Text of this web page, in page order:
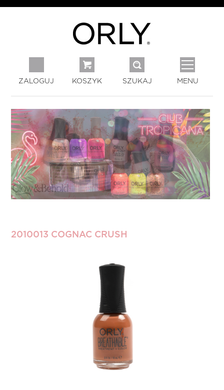
ZALOGUJ KOSZYK SZUKAJ MENU
2010013 COGNAC CRUSH